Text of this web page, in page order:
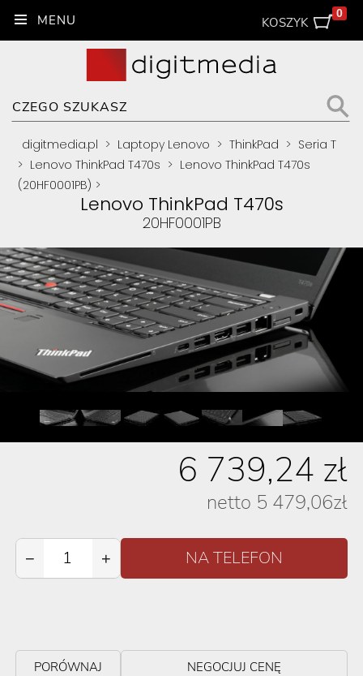
KOSZYK
0
digitmedia.pl > Laptopy Lenovo > ThinkPad > Seria T
> Lenovo ThinkPad T470s > Lenovo ThinkPad T470s
(20HF0001PB) >
Lenovo ThinkPad T470s
20HF0001PB
6 739,24 zł
netto 5 479,06zł
− +
PORÓWNAJ NEGOCJUJ CENĘ